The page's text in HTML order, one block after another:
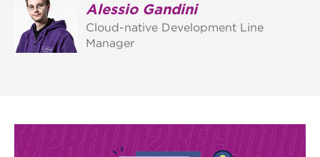
Alessio Gandini
Cloud-native Development Line
Manager